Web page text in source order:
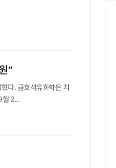
”
다. 금호석유화학은 지
월 2...